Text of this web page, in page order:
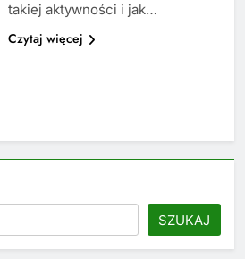
takiej aktywności i jak…
Czytaj więcej
SZUKAJ